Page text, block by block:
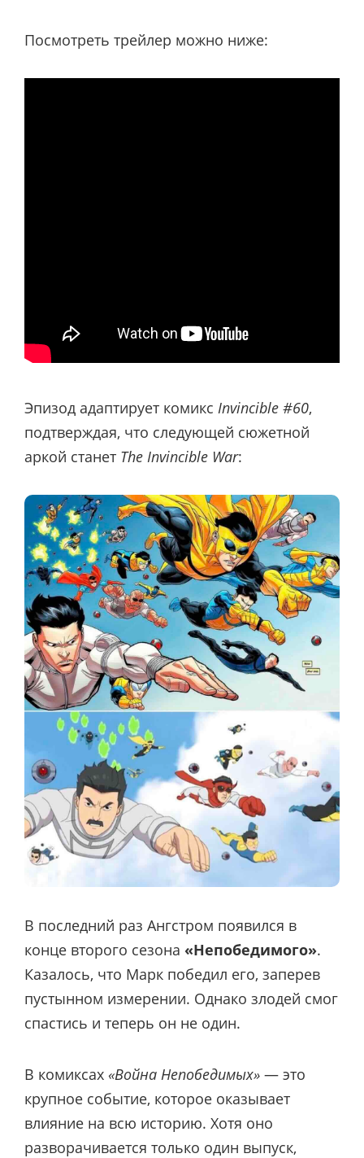
Посмотреть трейлер можно ниже:
Эпизод адаптирует комикс Invincible #60,
подтверждая, что следующей сюжетной
аркой станет The Invincible War:
В последний раз Ангстром появился в
конце второго сезона «Непобедимого».
Казалось, что Марк победил его, заперев
пустынном измерении. Однако злодей смог
спастись и теперь он не один.
В комиксах «Война Непобедимых» — это
крупное событие, которое оказывает
влияние на всю историю. Хотя оно
разворачивается только один выпуск,